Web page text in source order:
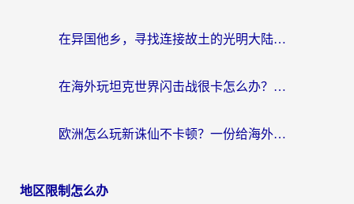
在异国他乡，寻找连接故土的光明大陆免费加速器
在海外玩坦克世界闪击战很卡怎么办？老玩家亲测有效的加速器选择指南
欧洲怎么玩新诛仙不卡顿？一份给海外游子的国服游戏畅玩指南
地区限制怎么办